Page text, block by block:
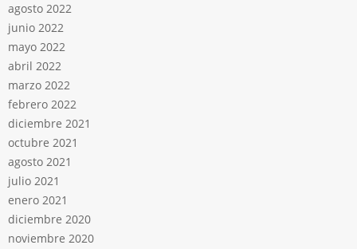
agosto 2022
junio 2022
mayo 2022
abril 2022
marzo 2022
febrero 2022
diciembre 2021
octubre 2021
agosto 2021
julio 2021
enero 2021
diciembre 2020
noviembre 2020